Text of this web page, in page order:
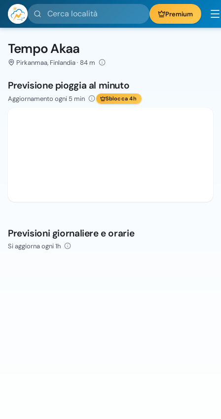
Cerca località Premium
Tempo Akaa
Pirkanmaa, Finlandia · 84 m
Previsione pioggia al minuto
Aggiornamento ogni 5 min Sblocca 4h
Previsioni giornaliere e orarie
Si aggiorna ogni 1h